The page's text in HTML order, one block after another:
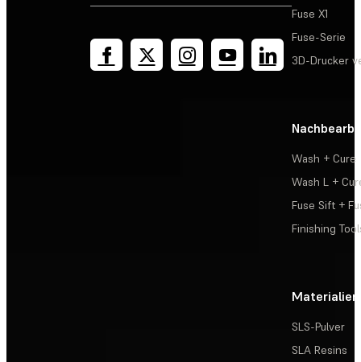
Fuse X1
Fuse-Serie
3D-Drucker
Wash + Cure
Wash L +
Fuse Sift +
Finishing
Materialien
SLS-Pulver
SLA Resins